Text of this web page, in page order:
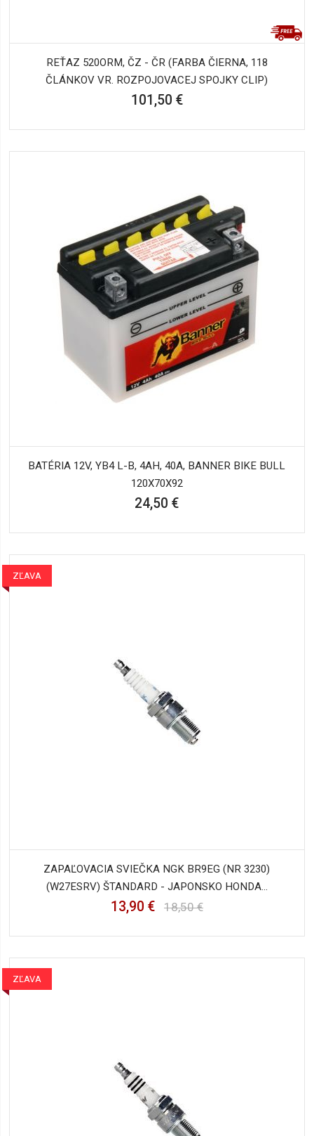
REŤAZ 520ORM, ČZ - ČR (FARBA ČIERNA, 118
ČLÁNKOV VR. ROZPOJOVACEJ SPOJKY CLIP)
101,50 €
BATÉRIA 12V, YB4 L-B, 4AH, 40A, BANNER BIKE BULL
120X70X92
24,50 €
ZĽAVA
ZAPAĽOVACIA SVIEČKA NGK BR9EG (NR 3230)
(W27ESRV) ŠTANDARD - JAPONSKO HONDA...
13,90 € 18,50 €
ZĽAVA